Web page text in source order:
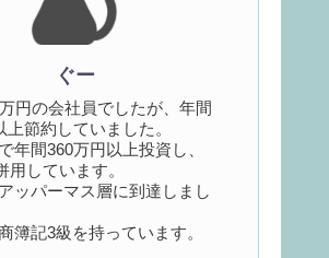
ぐー
円の会社員でしたが、年間
上節約していました。
年間360万円以上投資し、
用しています。
ッパーマス層に到達しまし
簿記3級を持っています。